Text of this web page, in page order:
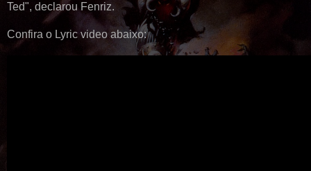
Ted", declarou Fenriz.
Confira o Lyric video abaixo: